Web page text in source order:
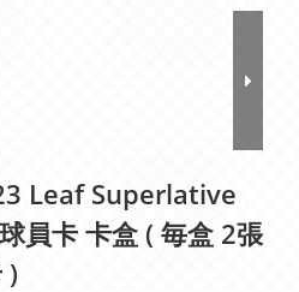
Leaf Superlative
員卡 卡盒 ( 毎盒 2張
)